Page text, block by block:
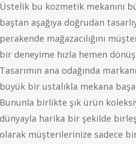
bu kozmetik mekanını
aşağıya doğrudan
mağazacılığını
deneyime hızla hemen
ana odağında
bir ustalıkla mekana
birlikte şık ürün
harika bir şekilde
müşterilerinize sadece